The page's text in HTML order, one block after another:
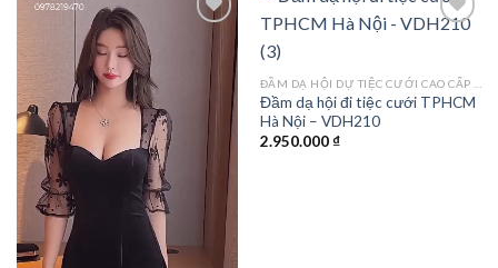
Add to
wishlist
Add to
wishlist
Đầm dạ hội đi tiệc cưới TPHCM
Hà Nội – VDH210
2.950.000₫